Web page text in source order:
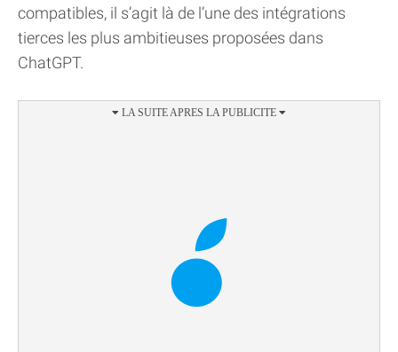
compatibles, il s’agit là de l’une des intégrations
tierces les plus ambitieuses proposées dans
ChatGPT.